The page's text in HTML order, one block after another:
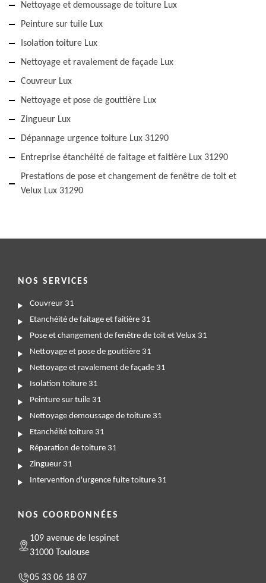
Nettoyage et demoussage de toiture Lux
Peinture sur tuile Lux
Isolation toiture Lux
Nettoyage et ravalement de façade Lux
Couvreur Lux
Nettoyage et pose de gouttière Lux
Zingueur Lux
Dépannage urgence toiture Lux 31290
Entreprise étanchéité de faitage et faitière Lux 31290
Prestations de pose et changement de fenêtre de toit et
Velux Lux 31290
NOS SERVICES
Couvreur 31
Etanchéité de faitage et faitière 31
Pose et changement de fenêtre de toit et Velux 31
Nettoyage et pose de gouttière 31
Nettoyage et ravalement de façade 31
Isolation toiture 31
Peinture sur tuile 31
Nettoyage demoussage de toiture 31
Etanchéité toiture 31
Réparation de toiture 31
Zingueur 31
Intervention d'urgence fuite toiture 31
NOS COORDONNÉES
109 avenue de lespinet
31000 Toulouse
05 33 06 18 07